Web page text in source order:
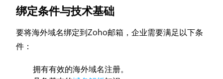
绑定条件与技术基础
要将海外域名绑定到Zoho邮箱，企业需要满足以下条
件：
拥有有效的海外域名注册。